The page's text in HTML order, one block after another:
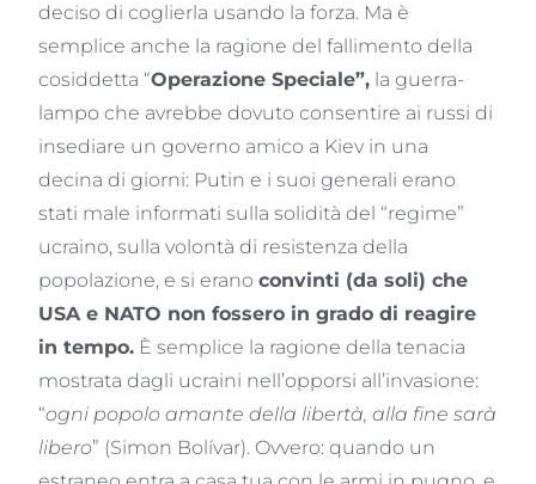
deciso di coglierla usando la forza. Ma è
semplice anche la ragione del fallimento della
cosiddetta “Operazione Speciale”, la guerra-
lampo che avrebbe dovuto consentire ai russi di
insediare un governo amico a Kiev in una
decina di giorni: Putin e i suoi generali erano
stati male informati sulla solidità del “regime”
ucraino, sulla volontà di resistenza della
popolazione, e si eranoconvinti (da soli) che
USA e NATO non fossero in grado di reagire
in tempo. È semplice la ragione della tenacia
mostrata dagli ucraini nell’opporsi all’invasione:
“ogni popolo amante della libertà, alla fine sarà
libero” (Simon Bolívar). Ovvero: quando un